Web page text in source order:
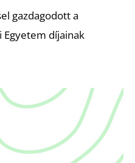
gazdagodott a
Egyetem díjainak